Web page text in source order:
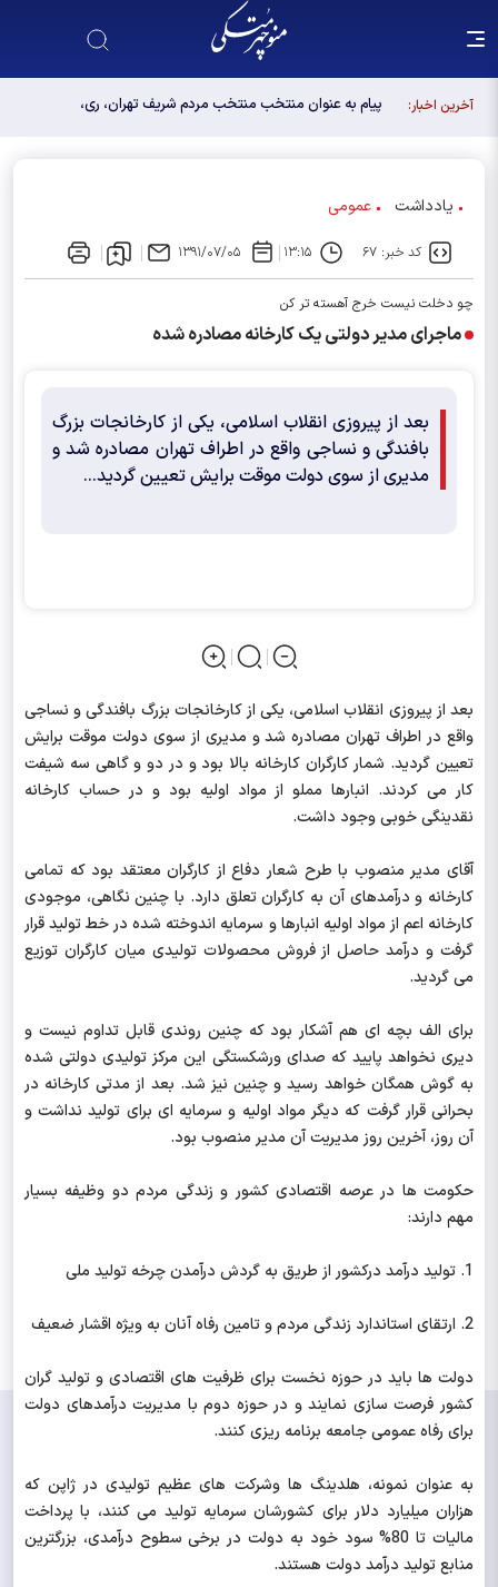
آخرین اخبار:
پیام به عنوان منتخب منتخب مردم شریف تهران، ری،
یادداشت عمومی
کد خبر: ۶۷ ۱۳:۱۵ ۱۳۹۱/۰۷/۰۵
چو دخلت نیست خرج آهسته تر کن
ماجرای مدیر دولتی یک کارخانه مصادره شده
بعد از پیروزی انقلاب اسلامی، یکی از کارخانجات بزرگ
بافندگی و نساجی واقع در اطراف تهران مصادره شد و
مدیری از سوی دولت موقت برایش تعیین گردید...
بعد از پیروزی انقلاب اسلامی، یکی از کارخانجات بزرگ بافندگی و نساجی
واقع در اطراف تهران مصادره شد و مدیری از سوی دولت موقت برایش
تعیین گردید. شمار کارگران کارخانه بالا بود و در دو و گاهی سه شیفت
کار می کردند. انبارها مملو از مواد اولیه بود و در حساب کارخانه
نقدینگی خوبی وجود داشت.
آقای مدیر منصوب با طرح شعار دفاع از کارگران معتقد بود که تمامی
کارخانه و درآمدهای آن به کارگران تعلق دارد. با چنین نگاهی، موجودی
کارخانه اعم از مواد اولیه انبارها و سرمایه اندوخته شده در خط تولید قرار
گرفت و درآمد حاصل از فروش محصولات تولیدی میان کارگران توزیع
می گردید.
برای الف بچه ای هم آشکار بود که چنین روندی قابل تداوم نیست و
دیری نخواهد پایید که صدای ورشکستگی این مرکز تولیدی دولتی شده
به گوش همگان خواهد رسید و چنین نیز شد. بعد از مدتی کارخانه در
بحرانی قرار گرفت که دیگر مواد اولیه و سرمایه ای برای تولید نداشت و
آن روز، آخرین روز مدیریت آن مدیر منصوب بود.
حکومت ها در عرصه اقتصادی کشور و زندگی مردم دو وظیفه بسیار
مهم دارند:
1. تولید درآمد درکشور از طریق به گردش درآمدن چرخه تولید ملی
2. ارتقای استاندارد زندگی مردم و تامین رفاه آنان به ویژه اقشار ضعیف
دولت ها باید در حوزه نخست برای ظرفیت های اقتصادی و تولید گران
کشور فرصت سازی نمایند و در حوزه دوم با مدیریت درآمدهای دولت
برای رفاه عمومی جامعه برنامه ریزی کنند.
به عنوان نمونه، هلدینگ ها وشرکت های عظیم تولیدی در ژاپن که
هزاران میلیارد دلار برای کشورشان سرمایه تولید می کنند، با پرداخت
مالیات تا 80% سود خود به دولت در برخی سطوح درآمدی، بزرگترین
منابع تولید درآمد دولت هستند.